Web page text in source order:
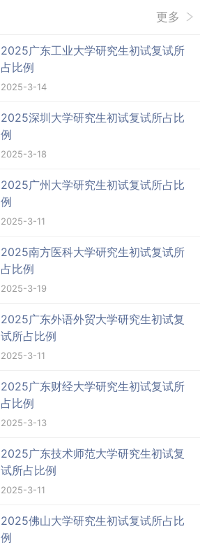
更多
2025广东工业大学研究生初试复试所
占比例
2025-3-14
2025深圳大学研究生初试复试所占比
例
2025-3-18
2025广州大学研究生初试复试所占比
例
2025-3-11
2025南方医科大学研究生初试复试所
占比例
2025-3-19
2025广东外语外贸大学研究生初试复
试所占比例
2025-3-11
2025广东财经大学研究生初试复试所
占比例
2025-3-13
2025广东技术师范大学研究生初试复
试所占比例
2025-3-11
2025佛山大学研究生初试复试所占比
例